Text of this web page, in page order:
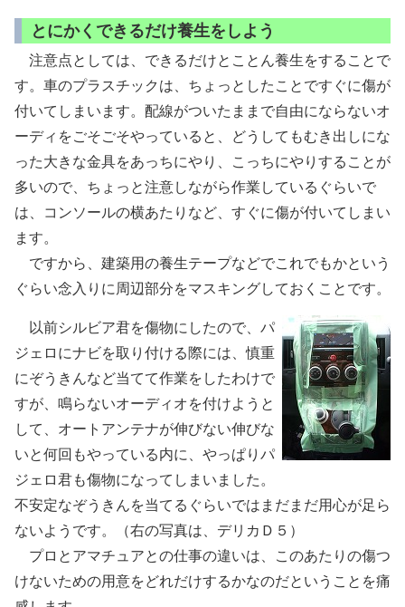
とにかくできるだけ養生をしよう
注意点としては、できるだけとことん養生をすることで
す。車のプラスチックは、ちょっとしたことですぐに傷が
付いてしまいます。配線がついたままで自由にならないオ
ーディをごそごそやっていると、どうしてもむき出しにな
った大きな金具をあっちにやり、こっちにやりすることが
多いので、ちょっと注意しながら作業しているぐらいで
は、コンソールの横あたりなど、すぐに傷が付いてしまい
ます。
ですから、建築用の養生テープなどでこれでもかという
ぐらい念入りに周辺部分をマスキングしておくことです。
以前シルビア君を傷物にしたので、パ
ジェロにナビを取り付ける際には、慎重
にぞうきんなど当てて作業をしたわけで
すが、鳴らないオーディオを付けようと
して、オートアンテナが伸びない伸びな
いと何回もやっている内に、やっぱりパ
ジェロ君も傷物になってしまいました。
不安定なぞうきんを当てるぐらいではまだまだ用心が足ら
ないようです。（右の写真は、デリカＤ５）
プロとアマチュアとの仕事の違いは、このあたりの傷つ
けないための用意をどれだけするかなのだということを痛